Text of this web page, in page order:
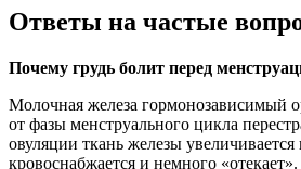
Ответы на частые
Почему грудь болит перед
Молочная железа гормонозависимый
от фазы менструального цикла
овуляции ткань железы
кровоснабжается и немного